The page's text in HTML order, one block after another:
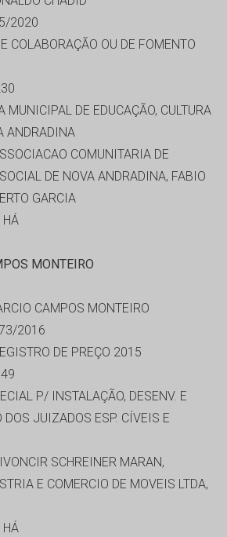
2020
COLABORAÇÃO OU DE FOMENTO
MUNICIPAL DE EDUCAÇÃO, CULTURA
ANDRADINA
COMUNITARIA DE
DE NOVA ANDRADINA, FABIO
GARCIA
HÁ
MONTEIRO
CAMPOS MONTEIRO
2016
DE PREÇO 2015
P/ INSTALAÇÃO, DESENV. E
DOS JUIZADOS ESP. CÍVEIS E
SCHREINER MARAN,
E COMERCIO DE MOVEIS LTDA,
HÁ